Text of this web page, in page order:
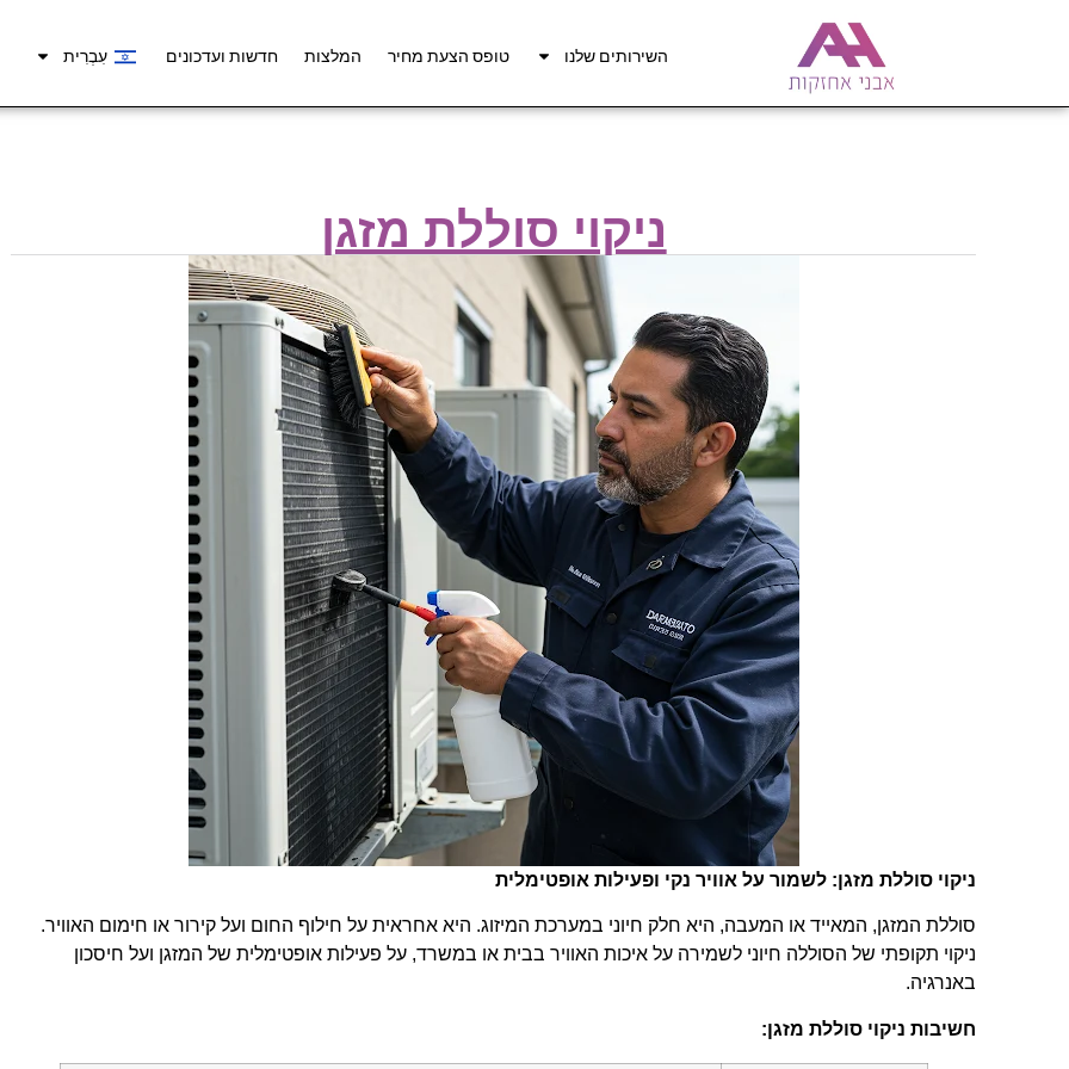
השירותים שלנו טופס הצעת מחיר המלצות חדשות ועדכונים עִבְרִית
ניקוי סוללת מזגן
ניקוי סוללת מזגן: לשמור על אוויר נקי ופעילות אופטימלית
סוללת המזגן, המאייד או המעבה, היא חלק חיוני במערכת המיזוג. היא אחראית על חילוף החום ועל קירור או חימום האוויר.
ניקוי תקופתי של הסוללה חיוני לשמירה על איכות האוויר בבית או במשרד, על פעילות אופטימלית של המזגן ועל חיסכון
באנרגיה.
חשיבות ניקוי סוללת מזגן: